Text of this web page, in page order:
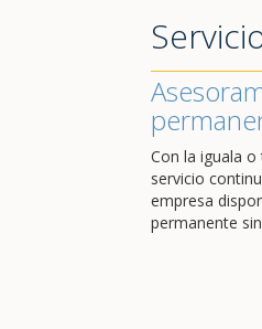
Con la iguala
servicio
empresa
permanente